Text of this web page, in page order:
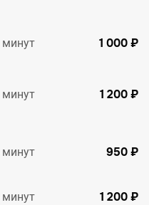
минут 1 000 ₽
минут 1 200 ₽
минут 950 ₽
минут 1 200 ₽